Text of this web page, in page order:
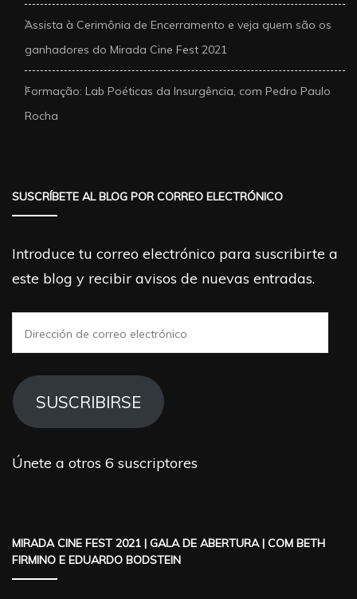
Assista à Cerimônia de Encerramento e veja quem são os
ganhadores do Mirada Cine Fest 2021
Formação: Lab Poéticas da Insurgência, com Pedro Paulo
Rocha
SUSCRÍBETE AL BLOG POR CORREO ELECTRÓNICO
Introduce tu correo electrónico para suscribirte a
este blog y recibir avisos de nuevas entradas.
de
correo
electrónico
SUSCRIBIRSE
Únete a otros 6 suscriptores
MIRADA CINE FEST 2021 | GALA DE ABERTURA | COM BETH
FIRMINO E EDUARDO BODSTEIN